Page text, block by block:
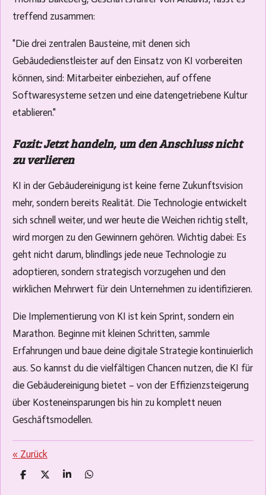
treffend zusammen:
"Die drei zentralen Bausteine, mit denen sich
Gebäudedienstleister auf den Einsatz von KI vorbereiten
können, sind: Mitarbeiter einbeziehen, auf offene
Softwaresysteme setzen und eine datengetriebene Kultur
etablieren."
Fazit: Jetzt handeln, um den Anschluss nicht
zu verlieren
KI in der Gebäudereinigung ist keine ferne Zukunftsvision
mehr, sondern bereits Realität. Die Technologie entwickelt
sich schnell weiter, und wer heute die Weichen richtig stellt,
wird morgen zu den Gewinnern gehören. Wichtig dabei: Es
geht nicht darum, blindlings jede neue Technologie zu
adoptieren, sondern strategisch vorzugehen und den
wirklichen Mehrwert für dein Unternehmen zu identifizieren.
Die Implementierung von KI ist kein Sprint, sondern ein
Marathon. Beginne mit kleinen Schritten, sammle
Erfahrungen und baue deine digitale Strategie kontinuierlich
aus. So kannst du die vielfältigen Chancen nutzen, die KI für
die Gebäudereinigung bietet – von der Effizienzsteigerung
über Kosteneinsparungen bis hin zu komplett neuen
Geschäftsmodellen.
« Zurück
T
T
T
T